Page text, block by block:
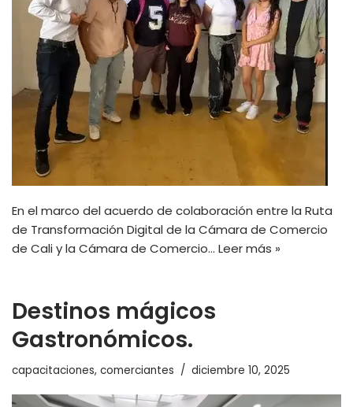
En el marco del acuerdo de colaboración entre la Ruta
de Transformación Digital de la Cámara de Comercio
de Cali y la Cámara de Comercio… Leer más »
Destinos mágicos
Gastronómicos.
capacitaciones, comerciantes diciembre 10, 2025